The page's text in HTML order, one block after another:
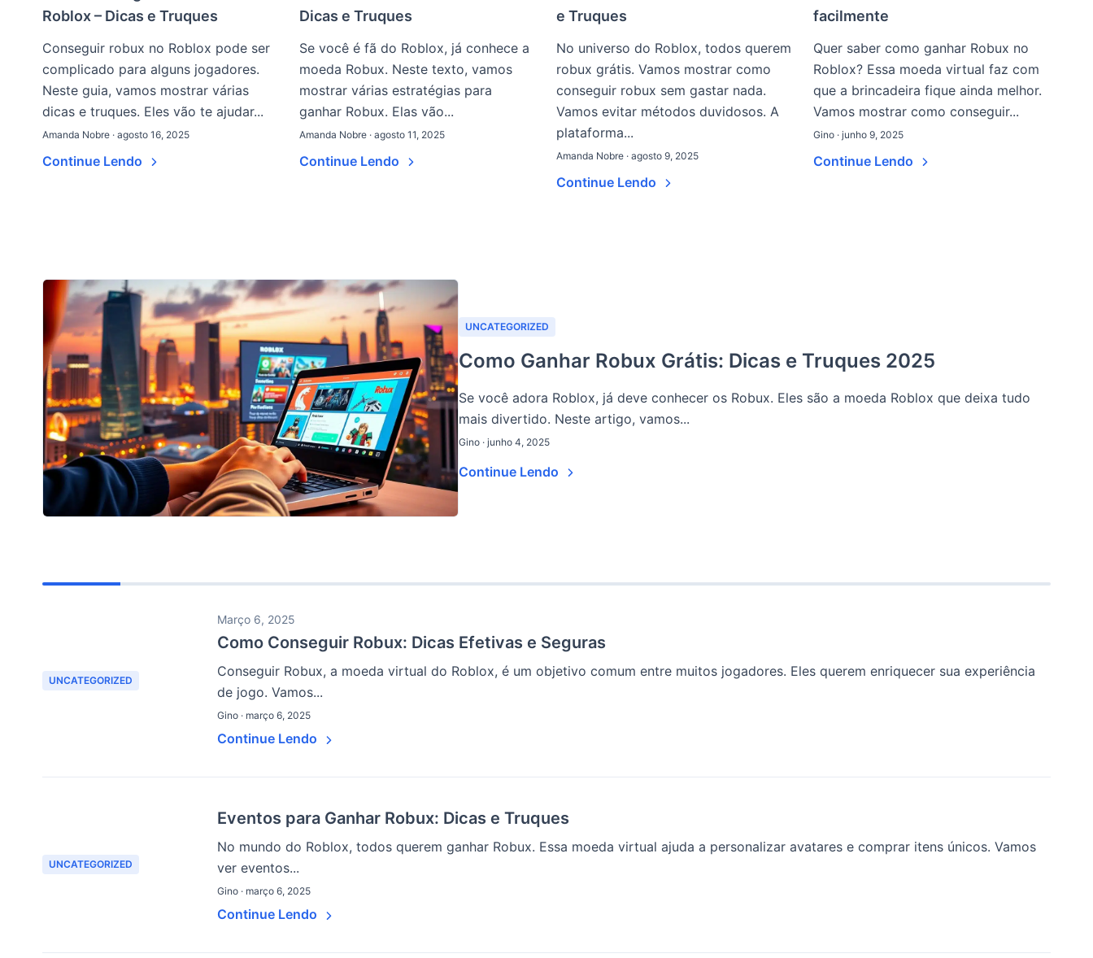
Roblox – Dicas e Truques
Conseguir robux no Roblox pode ser
complicado para alguns jogadores.
Neste guia, vamos mostrar várias
dicas e truques. Eles vão te ajudar...
Amanda Nobre · agosto 16, 2025
Continue Lendo
Dicas e Truques
Se você é fã do Roblox, já conhece a
moeda Robux. Neste texto, vamos
mostrar várias estratégias para
ganhar Robux. Elas vão...
Amanda Nobre · agosto 11, 2025
Continue Lendo
e Truques
No universo do Roblox, todos querem
robux grátis. Vamos mostrar como
conseguir robux sem gastar nada.
Vamos evitar métodos duvidosos. A
plataforma...
Amanda Nobre · agosto 9, 2025
Continue Lendo
facilmente
Quer saber como ganhar Robux no
Roblox? Essa moeda virtual faz com
que a brincadeira fique ainda melhor.
Vamos mostrar como conseguir...
Gino · junho 9, 2025
Continue Lendo
UNCATEGORIZED
Como Ganhar Robux Grátis: Dicas e Truques 2025
Se você adora Roblox, já deve conhecer os Robux. Eles são a moeda Roblox que deixa tudo
mais divertido. Neste artigo, vamos...
Gino · junho 4, 2025
Continue Lendo
UNCATEGORIZED
Março 6, 2025
Como Conseguir Robux: Dicas Efetivas e Seguras
Conseguir Robux, a moeda virtual do Roblox, é um objetivo comum entre muitos jogadores. Eles querem enriquecer sua experiência
de jogo. Vamos...
Gino · março 6, 2025
Continue Lendo
UNCATEGORIZED
Eventos para Ganhar Robux: Dicas e Truques
No mundo do Roblox, todos querem ganhar Robux. Essa moeda virtual ajuda a personalizar avatares e comprar itens únicos. Vamos
ver eventos...
Gino · março 6, 2025
Continue Lendo